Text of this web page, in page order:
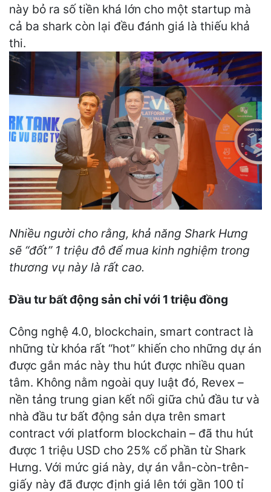
này bỏ ra số tiền khá lớn cho một startup mà
cả ba shark còn lại đều đánh giá là thiếu khả
thi.
Nhiều người cho rằng, khả năng Shark Hưng
sẽ “đốt” 1 triệu đô để mua kinh nghiệm trong
thương vụ này là rất cao.
Đầu tư bất động sản chỉ với 1 triệu đồng
Công nghệ 4.0, blockchain, smart contract là
những từ khóa rất “hot” khiến cho những dự án
được gắn mác này thu hút được nhiều quan
tâm. Không nằm ngoài quy luật đó, Revex –
nền tảng trung gian kết nối giữa chủ đầu tư và
nhà đầu tư bất động sản dựa trên smart
contract với platform blockchain – đã thu hút
được 1 triệu USD cho 25% cổ phần từ Shark
Hưng. Với mức giá này, dự án vẫn-còn-trên-
giấy này đã được định giá lên tới gần 100 tỉ